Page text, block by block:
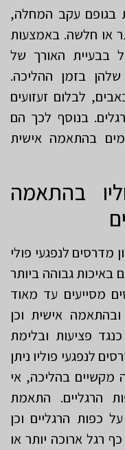
בגופם עקב המחלה,
או חלשה. באמצעות
בבעיית האורך של
בזמן ההליכה.
לבלום זעזועים
בנוסף לכך הם
בהתאמה אישית
בהתאמה
מדרסים לנפגעי פולי
גבוהה ביותר
מסייעים עד מאוד
אישית וכן
פציעות ובלימת
לנפגעי פוליו ניתן
מקשיים בהליכה, אי
הרגליים. התאמת
כפות הרגליים וכן
רגל ארוכה יותר או